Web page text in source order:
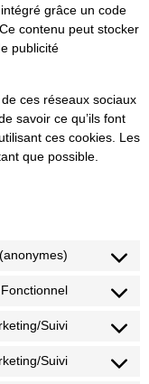
grâce un code
contenu peut stocker
publicité
ces réseaux sociaux
savoir ce qu’ils font
ces cookies. Les
que possible.
Fonctionnel
Suivi
Suivi